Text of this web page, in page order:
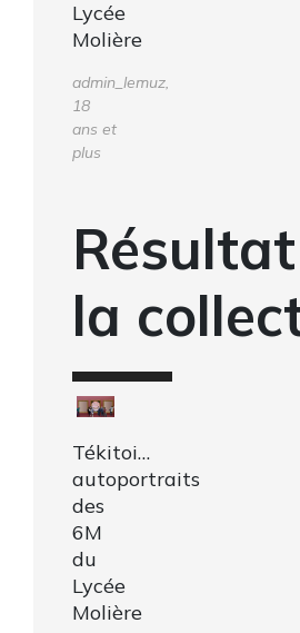
Lycée
Molière
admin_lemuz,
18
ans et
plus
la
Tékitoi…
autoportraits
des
6M
du
Lycée
Molière